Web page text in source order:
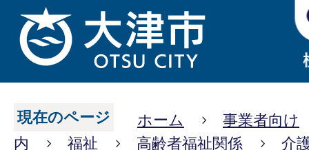
現在のページ ホーム
事業者向け
内
福祉 高齢者福祉関係
介